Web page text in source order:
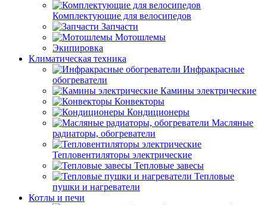
Комплектующие для велосипедов
Запчасти
Мотошлемы
Экипировка
Климатическая техника
Инфракрасные
обогреватели
Камины электрические
Конвекторы
Кондиционеры
Масляные
радиаторы, обогреватели
Тепловентиляторы электрические
Тепловые завесы
Тепловые
пушки и нагреватели
Котлы и печи